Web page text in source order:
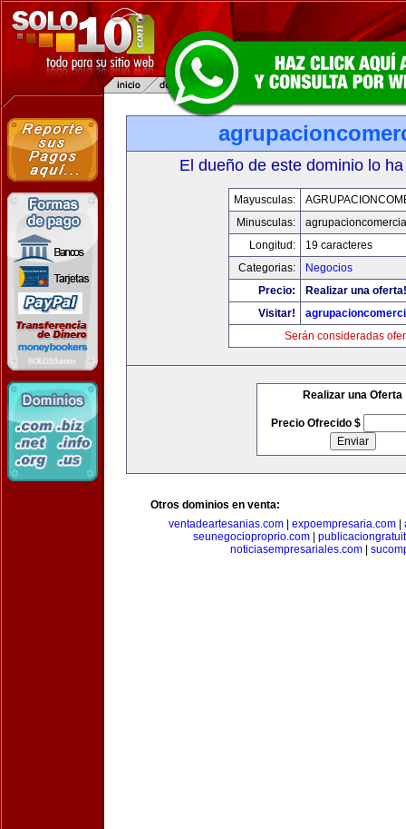
El dueño de este dominio lo
Mayusculas:
Minusculas:
Longitud:
19 caracteres
Categorias:
Negocios
Precio:
Realizar una oferta!
Visitar!
Serán consideradas
Realizar una Oferta
Precio Ofrecido $
Otros dominios en venta:
ventadeartesanias.com| expoempresaria.com|
seunegocioproprio.com
noticiasempresariales.com|